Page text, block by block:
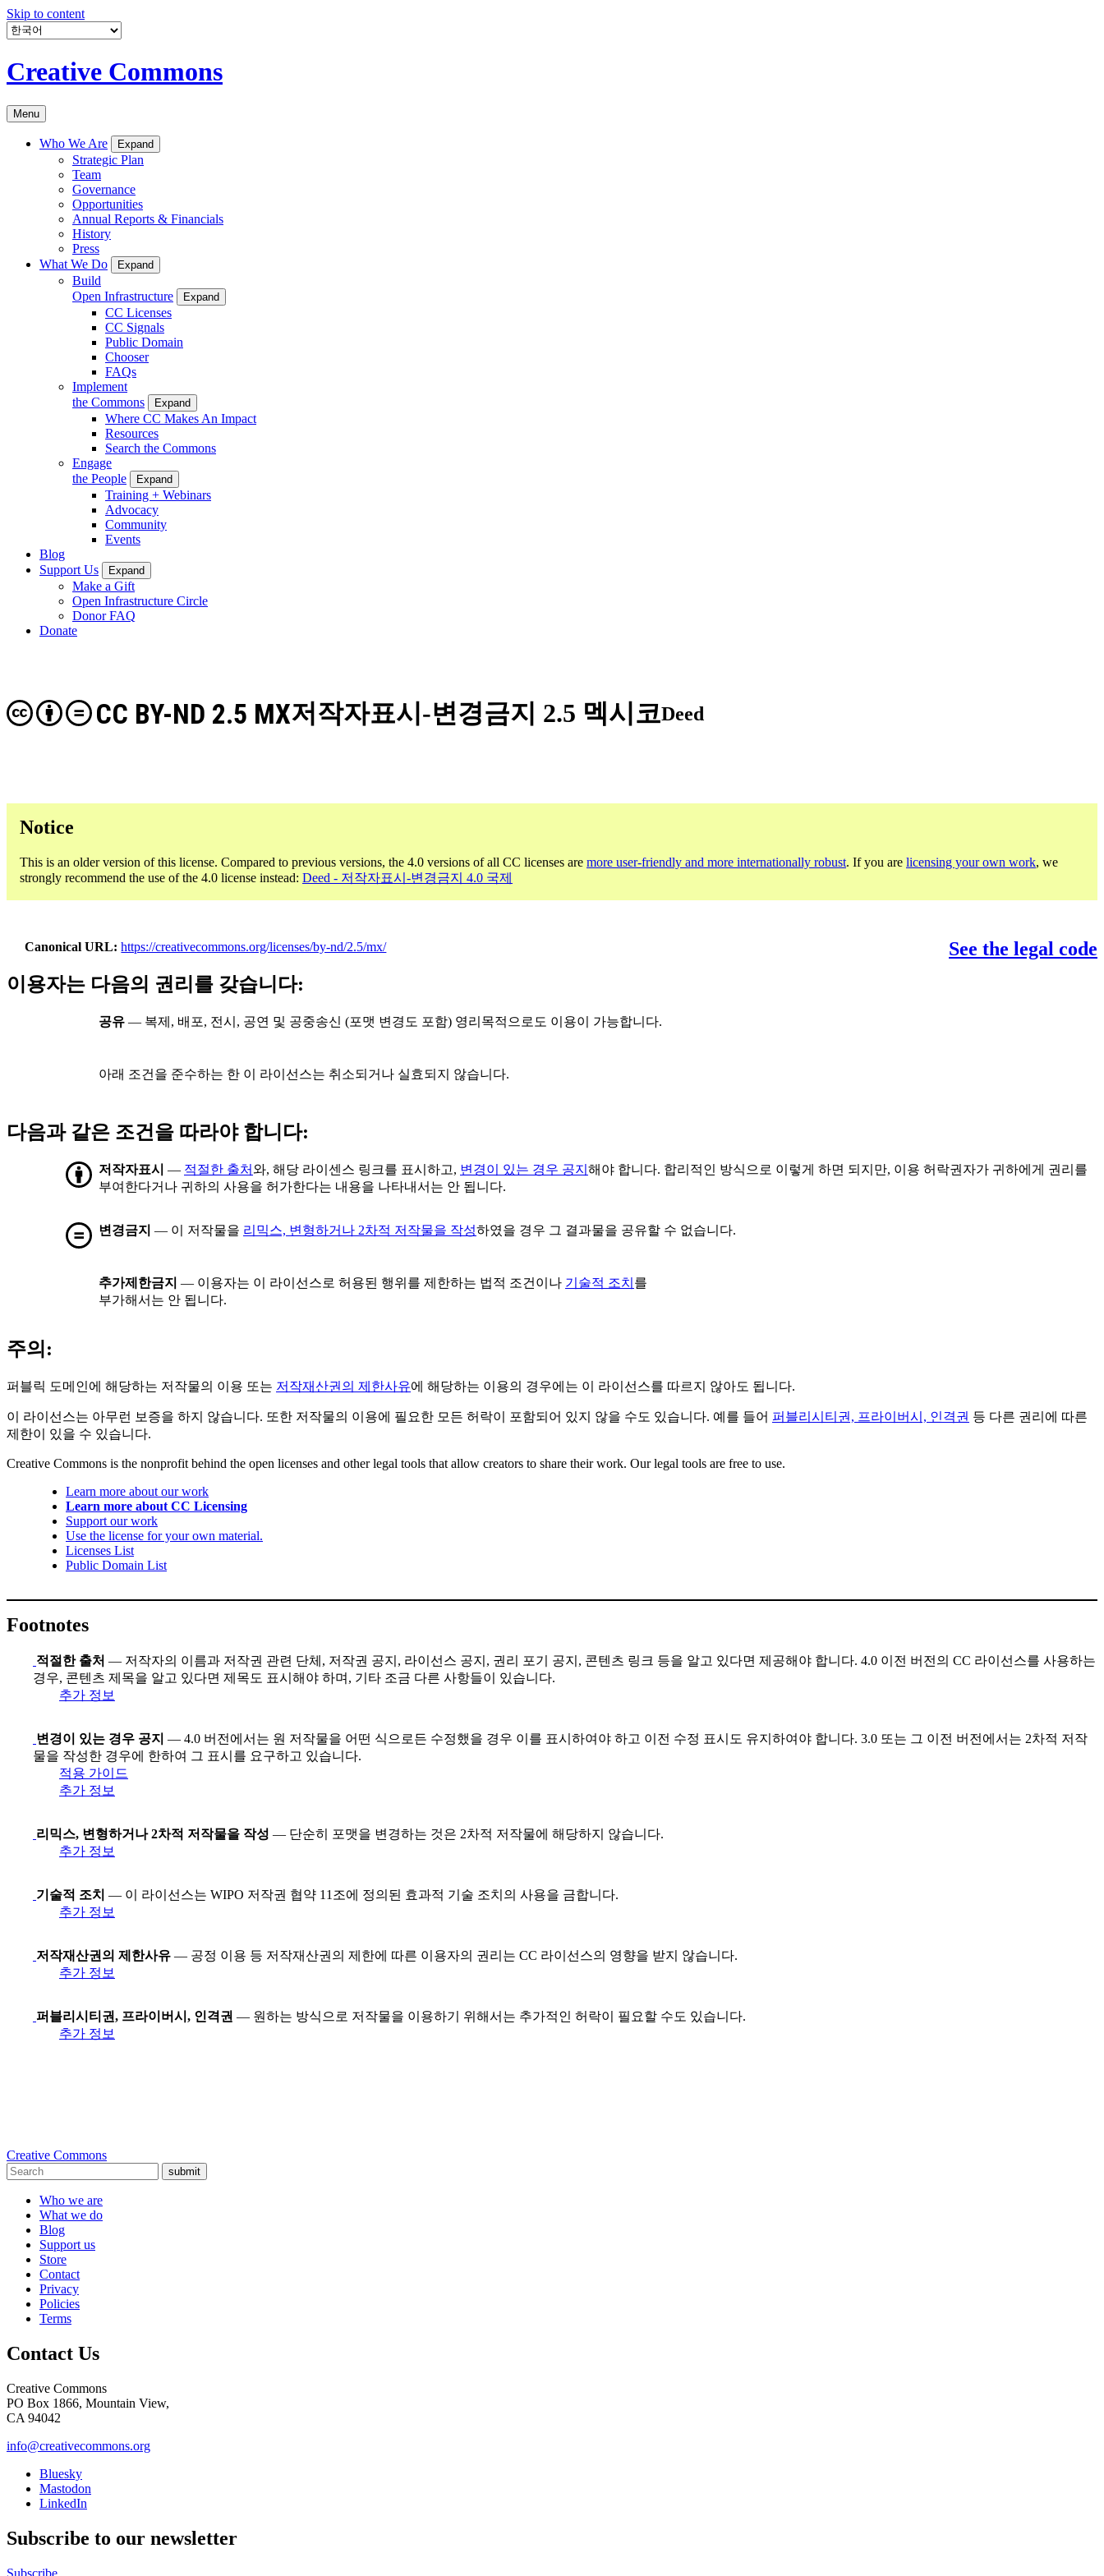
Skip to content
Creative Commons
Menu
Who We Are Expand
Strategic Plan
Team
Governance
Opportunities
Annual Reports & Financials
History
Press
What We Do
Expand
Build
Open Infrastructure
Expand
CC Licenses
CC Signals
Public Domain
Chooser
FAQs
Implement
the Commons
Expand
Where CC Makes An Impact
Resources
Search the Commons
Engage
the People
Expand
Training + Webinars
Advocacy
Community
Events
Blog
Support Us
Expand
Make a Gift
Open Infrastructure Circle
Donor FAQ
Donate
저작자표시-변경금지 2.5 멕시코
CC BY-ND 2.5 MX Deed
Notice
This is an older version of this license. Compared to previous versions, the 4.0 versions of all CC licenses are more user-friendly and more internationally robust. If you are licensing your own work, we
strongly recommend the use of the 4.0 license instead: Deed - 저작자표시-변경금지 4.0 국제
Canonical URL https://creativecommons.org/licenses/by-nd/2.5/mx/
See the legal code
이용자는 다음의 권리를 갖습니다:
공유 — 복제, 배포, 전시, 공연 및 공중송신 (포맷 변경도 포함) 영리목적으로도 이용이 가능합니다.
아래 조건을 준수하는 한 이 라이선스는 취소되거나 실효되지 않습니다.
다음과 같은 조건을 따라야 합니다:
저작자표시 — 적절한 출처와, 해당 라이센스 링크를 표시하고, 변경이 있는 경우 공지 해야 합니다. 합리적인 방식으로 이렇게 하면 되지만, 이용 허락권자가 귀하에게 권리를
부여한다거나 귀하의 사용을 허가한다는 내용을 나타내서는 안 됩니다.
변경금지 — 이 저작물을 리믹스, 변형하거나 2차적 저작물을 작성하였을 경우 그 결과물을 공유할 수 없습니다.
추가제한금지 — 이용자는 이 라이선스로 허용된 행위를 제한하는 법적 조건이나 기술적 조치 를
부가해서는 안 됩니다.
주의:
퍼블릭 도메인에 해당하는 저작물의 이용 또는 저작재산권의 제한사유에 해당하는 이용의 경우에는 이 라이선스를 따르지 않아도 됩니다.
이 라이선스는 아무런 보증을 하지 않습니다. 또한 저작물의 이용에 필요한 모든 허락이 포함되어 있지 않을 수도 있습니다. 예를 들어 퍼블리시티권, 프라이버시, 인격권 등 다른 권리에 따른
제한이 있을 수 있습니다.
Creative Commons is the nonprofit behind the open licenses and other legal tools that allow creators to share their work. Our legal tools are free to use.
Learn more about our work
Learn more about CC Licensing
Support our work
Use the license for your own material.
Licenses List
Public Domain List
Footnotes
적절한 출처 — 저작자의 이름과 저작권 관련 단체, 저작권 공지, 라이선스 공지, 권리 포기 공지, 콘텐츠 링크 등을 알고 있다면 제공해야 합니다. 4.0 이전 버전의 CC 라이선스를 사용하는
경우, 콘텐츠 제목을 알고 있다면 제목도 표시해야 하며, 기타 조금 다른 사항들이 있습니다.
추가 정보
변경이 있는 경우 공지 — 4.0 버전에서는 원 저작물을 어떤 식으로든 수정했을 경우 이를 표시하여야 하고 이전 수정 표시도 유지하여야 합니다. 3.0 또는 그 이전 버전에서는 2차적 저작
물을 작성한 경우에 한하여 그 표시를 요구하고 있습니다.
적용 가이드
추가 정보
리믹스, 변형하거나 2차적 저작물을 작성 — 단순히 포맷을 변경하는 것은 2차적 저작물에 해당하지 않습니다.
추가 정보
기술적 조치 — 이 라이선스는 WIPO 저작권 협약 11조에 정의된 효과적 기술 조치의 사용을 금합니다.
추가 정보
저작재산권의 제한사유 — 공정 이용 등 저작재산권의 제한에 따른 이용자의 권리는 CC 라이선스의 영향을 받지 않습니다.
추가 정보
퍼블리시티권, 프라이버시, 인격권 — 원하는 방식으로 저작물을 이용하기 위해서는 추가적인 허락이 필요할 수도 있습니다.
추가 정보
Creative Commons
submit
Who we are
What we do
Blog
Support us
Store
Contact
Privacy
Policies
Terms
Contact Us
Creative Commons
PO Box 1866, Mountain View,
CA 94042
info@creativecommons.org
Bluesky
Mastodon
LinkedIn
Subscribe to our newsletter
Subscribe